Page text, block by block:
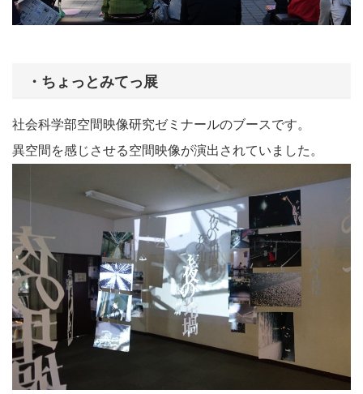
・ちょっとみてっ展
社会科学部空間映像研究ゼミナールのブースです。
異空間を感じさせる空間映像が演出されていました。